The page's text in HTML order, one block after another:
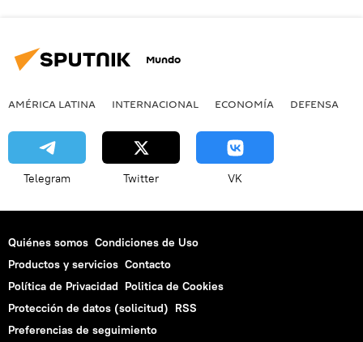
Mundo
AMÉRICA LATINA INTERNACIONAL ECONOMÍA DEFENSA
Telegram Twitter VK
Quiénes somos Condiciones de Uso
Productos y servicios Contacto
Política de Privacidad Politica de Cookies
Protección de datos (solicitud) RSS
Preferencias de seguimiento